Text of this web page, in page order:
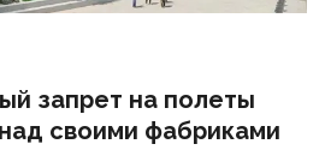
запрет на полеты
своими фабриками